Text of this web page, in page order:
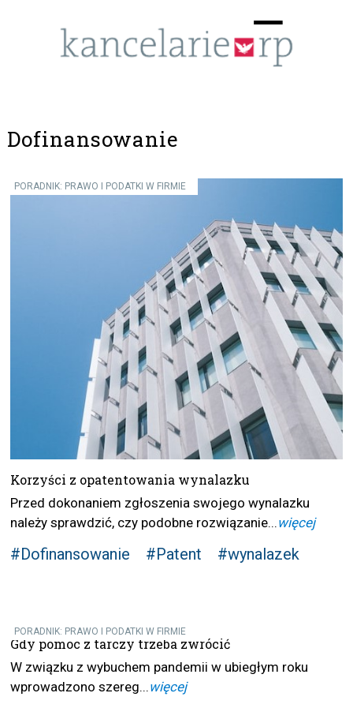
☰
Dofinansowanie
PORADNIK: PRAWO I PODATKI W FIRMIE
Korzyści z opatentowania wynalazku
Przed dokonaniem zgłoszenia swojego wynalazku
należy sprawdzić, czy podobne rozwiązanie...więcej
#Dofinansowanie #Patent #wynalazek
PORADNIK: PRAWO I PODATKI W FIRMIE
Gdy pomoc z tarczy trzeba zwrócić
W związku z wybuchem pandemii w ubiegłym roku
wprowadzono szereg...więcej